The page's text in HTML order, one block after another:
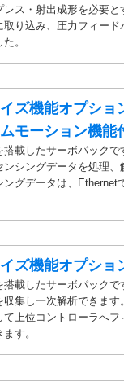
ス・射出成形を必要
り込み、圧力フィード
。
ズ機能オプショ
モーション機能
載したサーボパック
シングデータを処理、
グデータは、Ethernet
ズ機能オプショ
載したサーボパックで
集し一次解析できます。
上位コントローラへ
す。